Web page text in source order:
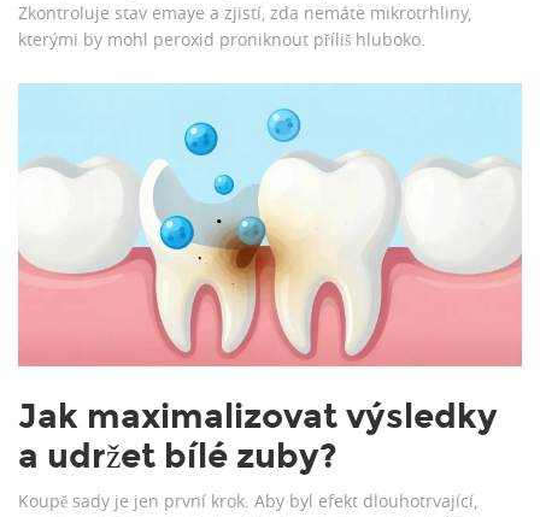
Zkontroluje stav emaye a zjistí, zda nemáte mikrotrhliny,
kterými by mohl peroxid proniknout příliš hluboko.
Jak maximalizovat výsledky
a udržet bílé zuby?
Koupě sady je jen první krok. Aby byl efekt dlouhotrvající,